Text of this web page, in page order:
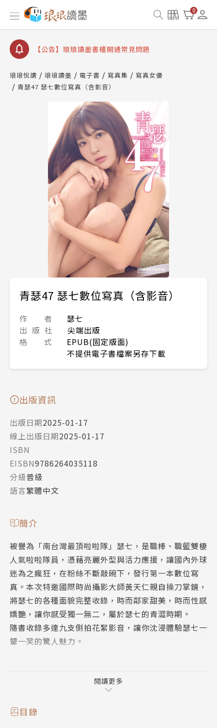
0
【公告】因 Readmoo 讀墨系統維護中，本站同步暫
停部分閱讀服務
【公告】琅琅讀墨數位閱讀資產合併與書櫃開通申請
【公告】琅琅讀墨書櫃開通常見問題
請圖文教學
【公告】琅琅書店服務升級重要說明及資產合併結果
查詢
【公告】因 Readmoo 讀墨系統維護中，本站同步暫
停部分閱讀服務
琅琅悅讀 琅琅讀墨 電子書 寫真集
寫真女優
青瑟47 瑟七數位寫真（含影音）
青瑟47 瑟七數位寫真（含影音）
作 者
瑟七
出 版 社
尖端出版
格 式
EPUB(固定版面)
不提供電子書檔案另存下載
出版資訊
出版日期2025-01-17
線上出版日期2025-01-17
ISBN
EISBN9786264035118
分級普級
語言繁體中文
簡介
被譽為「南台灣最頂啦啦隊」瑟七，是職棒、職籃雙棲
人氣啦啦隊員，憑藉亮麗外型與活力應援，讓國內外球
迷為之瘋狂，在粉絲不斷敲碗下，發行第一本數位寫
真。本次特邀國際時尚攝影大師黃天仁親自操刀掌鏡，
將瑟七的各種面貌完整收錄，時而鄰家甜美，時而性感
嬌艷，讓你感受獨一無二，屬於瑟七的青澀時期。
隨書收錄多達九支側拍花絮影音，讓你沈浸體驗瑟七一
顰一笑的驚人魅力。
與水藍色泳裝的瑟七，在飯店泳池旁悠閒散步踩水。
※隨書附贈之側拍花絮影音，可能因三星電子（Sams
閱讀更多
目錄